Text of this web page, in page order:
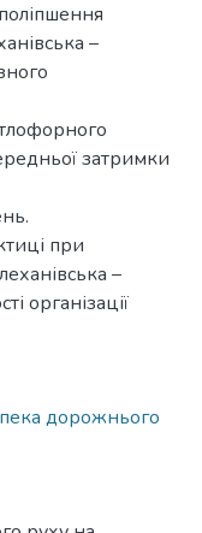
–
затримки
при
–
організації
дорожнього